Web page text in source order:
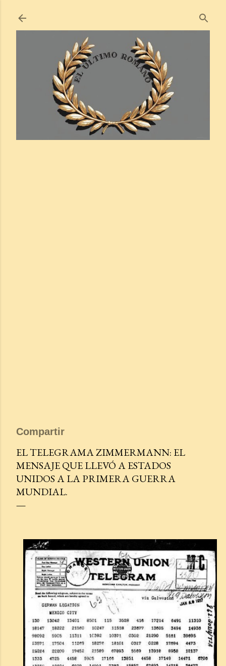
Compartir
EL TELEGRAMA ZIMMERMANN: EL
MENSAJE QUE LLEVÓ A ESTADOS
UNIDOS A LA PRIMERA GUERRA
MUNDIAL.